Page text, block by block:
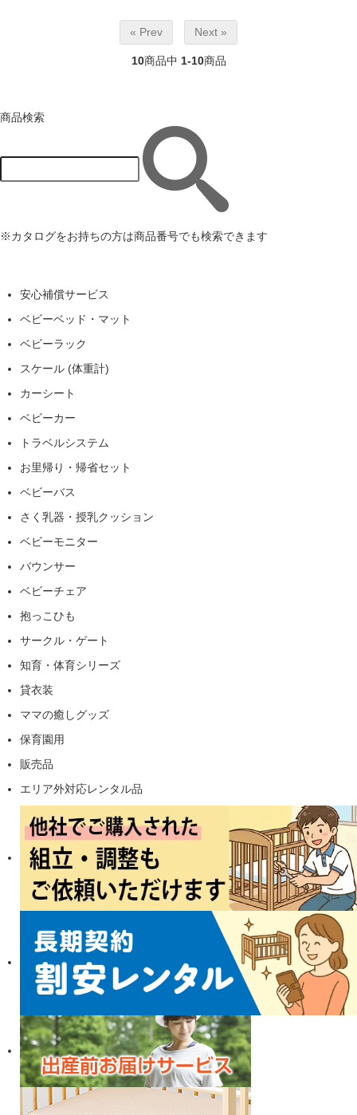
« Prev Next »
10商品中 1-10商品
商品検索
※カタログをお持ちの方は商品番号でも検索できます
安心補償サービス
ベビーベッド・マット
ベビーラック
スケール (体重計)
カーシート
ベビーカー
トラベルシステム
お里帰り・帰省セット
ベビーバス
さく乳器・授乳クッション
ベビーモニター
バウンサー
ベビーチェア
抱っこひも
サークル・ゲート
知育・体育シリーズ
貸衣装
ママの癒しグッズ
保育園用
販売品
エリア外対応レンタル品